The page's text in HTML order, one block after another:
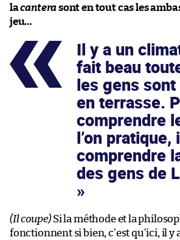
lacanterasont en tout cas les
jeu…
Il y a un
fait beau
les gens
en terrasse.
comprendre
l’on pratique,
comprendre
des gens de
(Il coupe) Si la méthode et la
fonctionnent si bien, c’est qu’ici, il y